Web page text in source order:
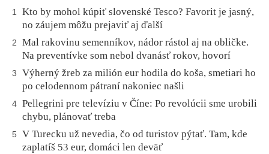
1
Kto by mohol kúpiť slovenské Tesco? Favorit je jasný,
no záujem môžu prejaviť aj ďalší
2
Mal rakovinu semenníkov, nádor rástol aj na obličke.
Na preventívke som nebol dvanásť rokov, hovorí
3
Výherný žreb za milión eur hodila do koša, smetiari ho
po celodennom pátraní nakoniec našli
4 Pellegrini pre televíziu v Číne: Po revolúcii sme urobili
chybu, plánovať treba
5
V Turecku už nevedia, čo od turistov pýtať. Tam, kde
zaplatíš 53 eur, domáci len deväť